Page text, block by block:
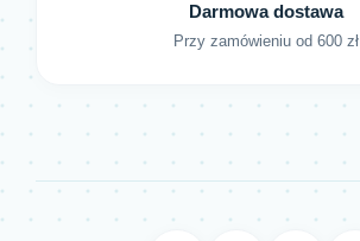
Darmowa dostawa
Przy zamówieniu od 600 zł